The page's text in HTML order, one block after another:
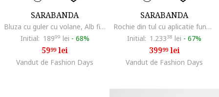
SARABANDA
Bluza cu guler cu volane, Alb fildes
Initial: 18999 lei - 68%
5999lei
Vandut de Fashion Days
SARABANDA
Rochie din tul cu aplicatie funda, Albastru aquamarin
Initial: 1.23338 lei - 67%
39999lei
Vandut de Fashion Days